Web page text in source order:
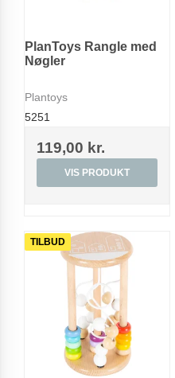
PlanToys Rangle med
Nøgler
Plantoys
5251
119,00 kr.
VIS PRODUKT
TILBUD